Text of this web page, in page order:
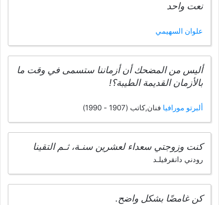
نعت واحد
علوان السهيمي
أليس من المضحك أن أزماننا ستسمى في وقت ما
بالأزمان القديمة الطيبة؟!
ألبرتو مورافيا فنان,كاتب (1907 - 1990)
كنت وزوجتي سعداء لعشرين سنـة، ثـم التقينا
رودني دانقرفيلـد
كن غامضًا بشكل واضح.